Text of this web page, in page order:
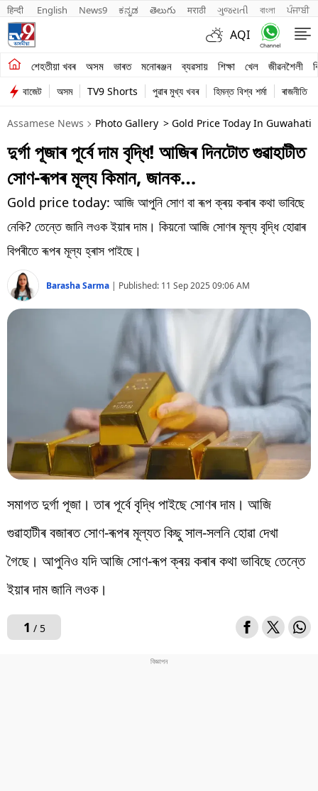
हिन्दी English News9 ಕನ್ನಡ తెలుగు मराठी ગુજરાતી বাংলা ਪੰਜਾਬੀ
AQI
শেহতীয়া খবৰ অসম ভাৰত মনোৰঞ্জন ব্যৱসায় শিক্ষা খেল জীৱনশৈলী
শেহতীয়া খবৰ
অসম
ভাৰত
মনোৰঞ্জন
শিক্ষা
খেল
জীৱনশৈলী
বিশ্ব
বাজেট অসম TV9 Shorts পুৱাৰ মুখ্য খবৰ হিমন্ত বিশ্ব শৰ্মা ৰাজনীতি
Assamese News Photo Gallery > Gold Price Today In Guwahati
দুৰ্গা পূজাৰ পূৰ্বে দাম বৃদ্ধি! আজিৰ দিনটোত গুৱাহাটীত
সোণ-ৰূপৰ মূল্য কিমান, জানক…
Gold price today: আজি আপুনি সোণ বা ৰূপ ক্ৰয় কৰাৰ কথা ভাবিছে
নেকি? তেন্তে জানি লওক ইয়াৰ দাম। কিয়নো আজি সোণৰ মূল্য বৃদ্ধি হোৱাৰ
বিপৰীতে ৰূপৰ মূল্য হ্ৰাস পাইছে।
Barasha Sarma | Published: 11 Sep 2025 09:06 AM
সমাগত দুৰ্গা পূজা। তাৰ পূৰ্বে বৃদ্ধি পাইছে সোণৰ দাম। আজি
গুৱাহাটীৰ বজাৰত সোণ-ৰূপৰ মূল্যত কিছু সাল-সলনি হোৱা দেখা
গৈছে। আপুনিও যদি আজি সোণ-ৰূপ ক্ৰয় কৰাৰ কথা ভাবিছে তেন্তে
ইয়াৰ দাম জানি লওক।
1 / 5